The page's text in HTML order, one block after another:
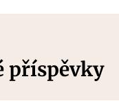
příspěvky